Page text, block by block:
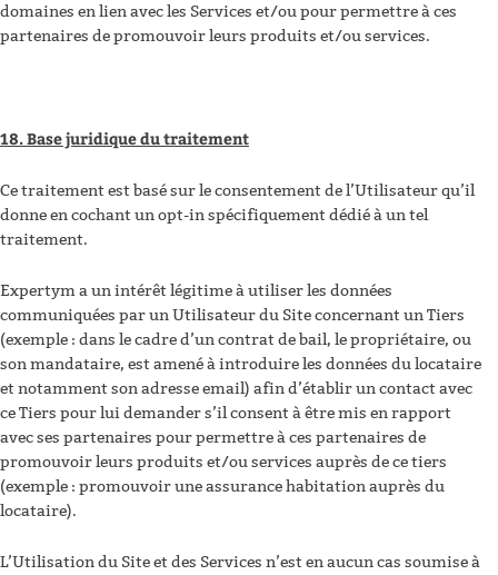
domaines en lien avec les Services et/ou pour permettre à ces
partenaires de promouvoir leurs produits et/ou services.
18. Base juridique du traitement
Ce traitement est basé sur le consentement de l’Utilisateur qu’il
donne en cochant un opt-in spécifiquement dédié à un tel
traitement.
Expertym a un intérêt légitime à utiliser les données
communiquées par un Utilisateur du Site concernant un Tiers
(exemple : dans le cadre d’un contrat de bail, le propriétaire, ou
son mandataire, est amené à introduire les données du locataire
et notamment son adresse email) afin d’établir un contact avec
ce Tiers pour lui demander s’il consent à être mis en rapport
avec ses partenaires pour permettre à ces partenaires de
promouvoir leurs produits et/ou services auprès de ce tiers
(exemple : promouvoir une assurance habitation auprès du
locataire).
L’Utilisation du Site et des Services n’est en aucun cas soumise à